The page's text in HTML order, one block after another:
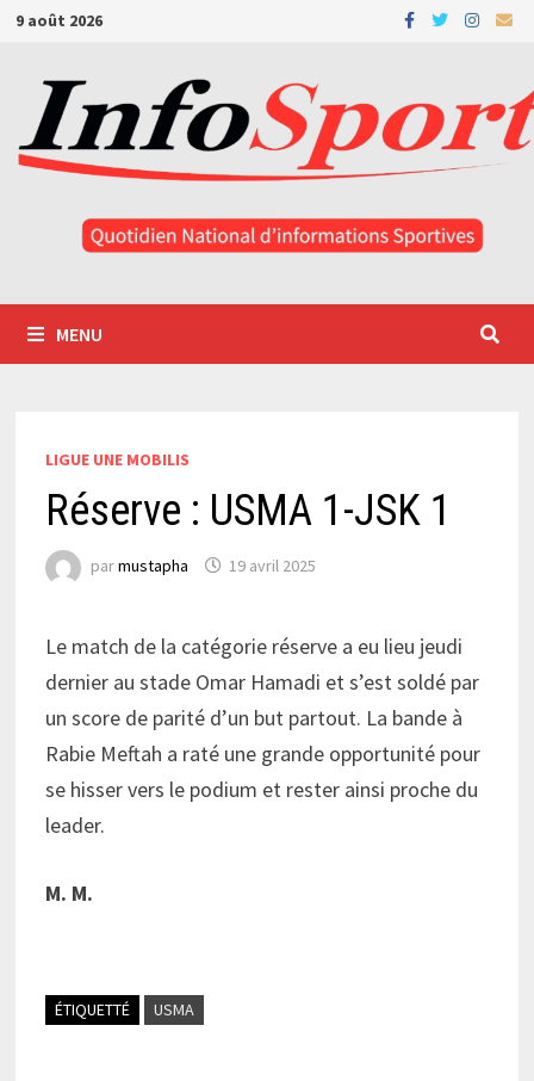
Passer
contenu
9 août 2026
MENU
LIGUE UNE MOBILIS
Réserve : USMA 1-JSK 1
parmustapha 19 avril 2025
Le match de la catégorie réserve a eu lieu jeudi
dernier au stade Omar Hamadi et s’est soldé par
un score de parité d’un but partout. La bande à
Rabie Meftah a raté une grande opportunité pour
se hisser vers le podium et rester ainsi proche du
leader.
M. M.
ÉTIQUETTÉ USMA